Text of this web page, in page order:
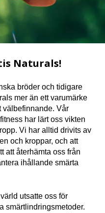
Naturals!
bröder och tidigare
mer än ett varumärke
välbefinnande. Vår
har lärt oss vikten
Vi har alltid drivits av
och kroppar, och att
att återhämta oss från
ihållande smärta
utsatte oss för
smärtlindringsmetoder.